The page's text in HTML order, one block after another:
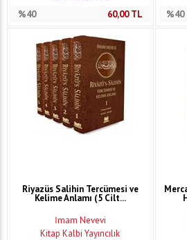
%40
60,00TL
%40
Riyazüs Salihin Tercümesi ve
Kelime Anlamı (5 Cilt...
İmam Nevevi
Kitap Kalbi Yayıncılık